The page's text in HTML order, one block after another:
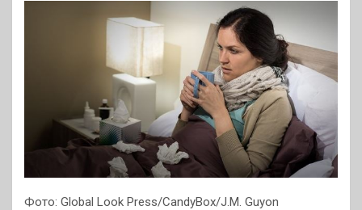
Фото: Global Look Press/CandyBox/J.M. Guyon